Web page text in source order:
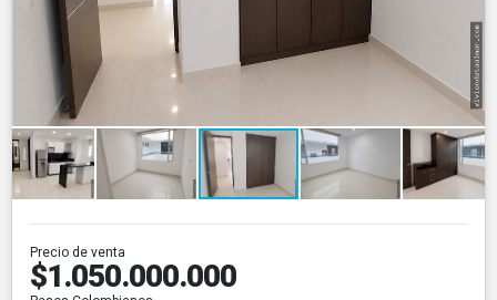
Precio de venta
$1.050.000.000